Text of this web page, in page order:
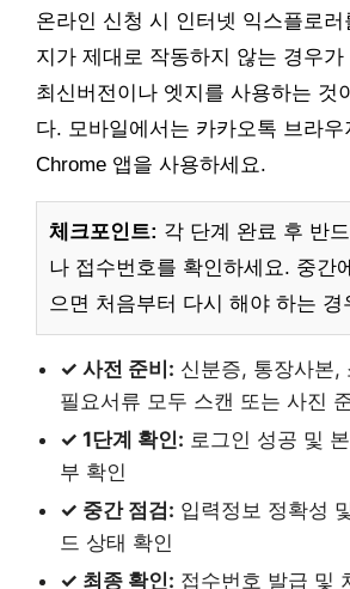
온라인 신청 시 인터넷 익스플로러
지가 제대로 작동하지 않는 경우
최신버전이나 엣지를 사용하는 것
다. 모바일에서는 카카오톡 브라
Chrome 앱을 사용하세요.
체크포인트: 각 단계 완료 후 반
나 접수번호를 확인하세요. 중간
으면 처음부터 다시 해야 하는 경
✓ 사전 준비: 신분증, 통장사본,
필요서류 모두 스캔 또는 사진
✓ 1단계 확인: 로그인 성공 및
부 확인
✓ 중간 점검: 입력정보 정확성
드 상태 확인
✓ 최종 확인: 접수번호 발급 및